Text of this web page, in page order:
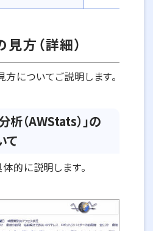
方（詳細）
についてご説明します。
析（AWStats）」の
て
的に説明します。